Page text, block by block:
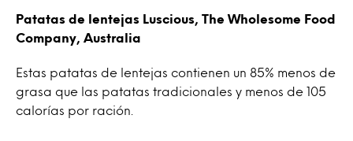
Patatas de lentejas Luscious, The Wholesome Food
Company, Australia
Estas patatas de lentejas contienen un 85% menos de
grasa que las patatas tradicionales y menos de 105
calorías por ración.